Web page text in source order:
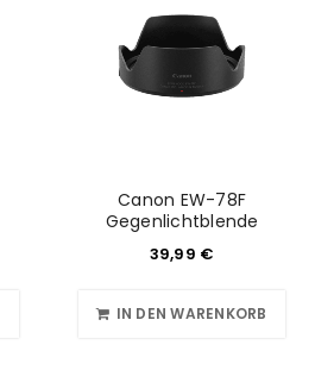
Canon EW-78F
Gegenlichtblende
39,99 €
IN DEN WARENKORB